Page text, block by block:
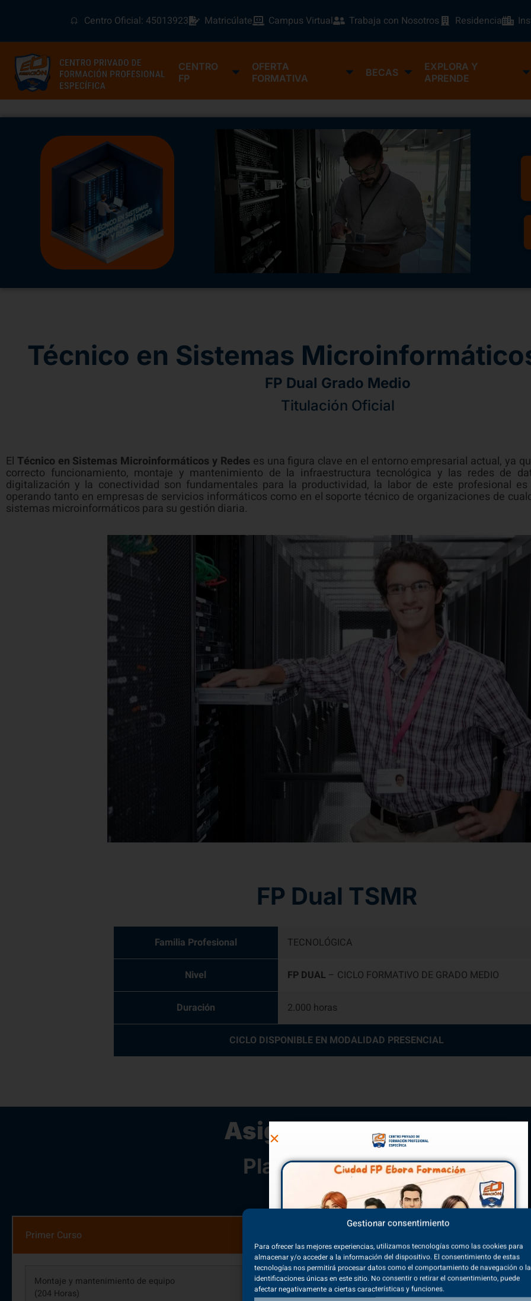
Gestionar consentimiento
Para ofrecer las mejores experiencias, utilizamos tecnologías como las cookies para
almacenar y/o acceder a la información del dispositivo. El consentimiento de estas
tecnologías nos permitirá procesar datos como el comportamiento de navegación o
identificaciones únicas en este sitio. No consentir o retirar el consentimiento, puede
afectar negativamente a ciertas características y funciones.
Centro Oficial: 45013923 Matricúlate Campus Virtual Trabaja con Nosotros Residencia
CENTRO
FP
OFERTA
FORMATIVA
BECAS
EXPLORA Y
APRENDE
Técnico en Sistemas
FP Dual Grado Medio
Titulación Oficial
El Técnico en Sistemas Microinformáticos y Redes es una figura clave en el entorno empresarial actual, ya
correcto funcionamiento, montaje y mantenimiento de la infraestructura tecnológica y las redes de
digitalización y la conectividad son fundamentales para la productividad, la labor de este profesional
operando tanto en empresas de servicios informáticos como en el soporte técnico de organizaciones de
sistemas microinformáticos para su gestión diaria.
FP Dual TSMR
Familia Profesional TECNOLÓGICA
Nivel FP DUAL – CICLO FORMATIVO DE GRADO MEDIO
Duración 2.000 horas
CICLO DISPONIBLE EN MODALIDAD PRESENCIAL
Asignaturas TSMR
Plan de Formación
Primer Curso
Montaje y mantenimiento de equipo
(204 Horas)
Aplicaciones ofimáticas
(270 Horas)